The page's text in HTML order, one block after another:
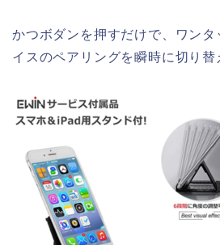
かつボダンを押すだけで、ワン
イスのペアリングを瞬時に切り替